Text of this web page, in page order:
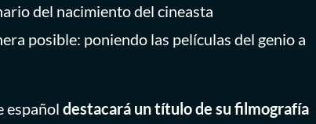
del nacimiento del cineasta
posible: poniendo las películas del genio a
español destacará un título de su filmografía